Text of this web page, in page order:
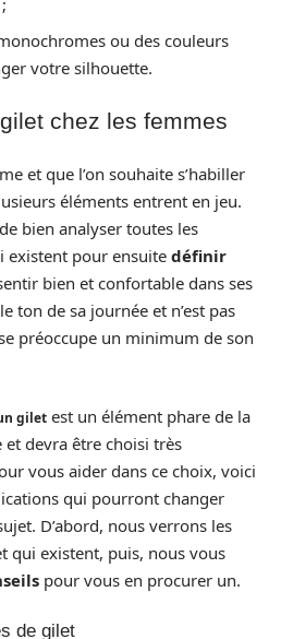
ou des couleurs
votre silhouette.
chez les femmes
et que l’on souhaite s’habiller
éléments entrent en jeu.
bien analyser toutes les
existent pour ensuitedéfinir
bien et confortable dans ses
ton de sa journée et n’est pas
préoccupe un minimum de son
gilet est un élément phare de la
et devra être choisi très
vous aider dans ce choix, voici
qui pourront changer
D’abord, nous verrons les
qui existent, puis, nous vous
pour vous en procurer un.
de gilet